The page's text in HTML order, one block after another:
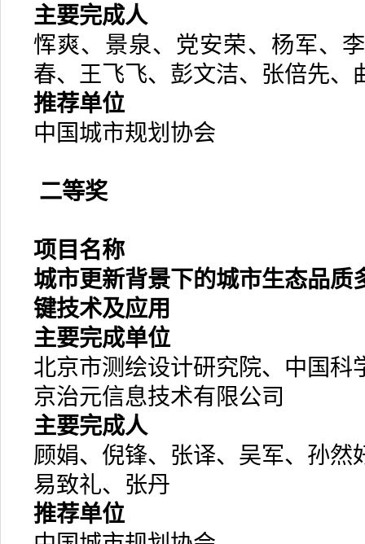
主要完成人
恽爽、景泉、党安荣、杨军、
春、王飞飞、彭文洁、张倍先、
推荐单位
中国城市规划协会
二等奖
项目名称
城市更新背景下的城市生态品质
键技术及应用
主要完成单位
北京市测绘设计研究院、中国科
京治元信息技术有限公司
主要完成人
顾娟、倪锋、张译、吴军、孙然
易致礼、张丹
推荐单位